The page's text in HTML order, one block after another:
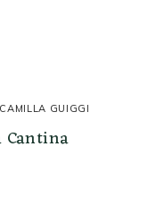
CAMILLA GUIGGI